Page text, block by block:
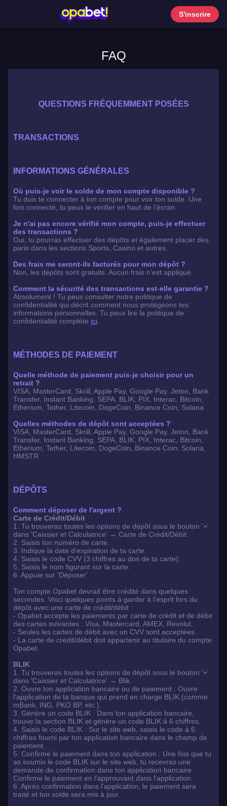
S'inscrire
FAQ
QUESTIONS FRÉQUEMMENT POSÉES
TRANSACTIONS
INFORMATIONS GÉNÉRALES
Où puis-je voir le solde de mon compte disponible ?
Tu dois te connecter à ton compte pour voir ton solde. Une
fois connecté, tu peux le vérifier en haut de l'écran.
Je n'ai pas encore vérifié mon compte, puis-je effectuer
des transactions ?
Oui, tu pourras effectuer des dépôts et également placer des
paris dans les sections Sports, Casino et autres.
Des frais me seront-ils facturés pour mon dépôt ?
Non, les dépôts sont gratuits. Aucun frais n'est appliqué.
Comment la sécurité des transactions est-elle garantie ?
Absolument ! Tu peux consulter notre politique de
confidentialité qui décrit comment nous protégeons tes
informations personnelles. Tu peux lire la politique de
confidentialité complète ici
MÉTHODES DE PAIEMENT
Quelle méthode de paiement puis-je choisir pour un
retrait ?
VISA, MasterCard, Skrill, Apple Pay, Google Pay, Jeton, Bank
Transfer, Instant Banking, SEPA, BLIK, PIX, Interac, Bitcoin,
Etherium, Tether, Litecoin, DogeCoin, Binance Coin, Solana
Quelles méthodes de dépôt sont acceptées ?
VISA, MasterCard, Skrill, Apple Pay, Google Pay, Jeton, Bank
Transfer, Instant Banking, SEPA, BLIK, PIX, Interac, Bitcoin,
Etherium, Tether, Litecoin, DogeCoin, Binance Coin, Solana,
HMSTR
DÉPÔTS
Comment déposer de l'argent ?
Carte de Crédit/Débit
1. Tu trouveras toutes les options de dépôt sous le bouton '+'
dans 'Caissier et Calculatrice' → Carte de Crédit/Débit.
2. Saisis ton numéro de carte.
3. Indique la date d'expiration de ta carte.
4. Saisis le code CVV (3 chiffres au dos de ta carte).
5. Saisis le nom figurant sur la carte.
6. Appuie sur 'Déposer'.
Ton compte Opabet devrait être crédité dans quelques
secondes. Voici quelques points à garder à l'esprit lors du
dépôt avec une carte de crédit/débit :
- Opabet accepte les paiements par carte de crédit et de débit
des cartes suivantes : Visa, Mastercard, AMEX, Revolut.
- Seules les cartes de débit avec un CVV sont acceptées.
- La carte de crédit/débit doit appartenir au titulaire du compte
Opabet.
BLIK
1. Tu trouveras toutes les options de dépôt sous le bouton '+'
dans 'Caissier et Calculatrice' → Blik.
2. Ouvre ton application bancaire ou de paiement : Ouvre
l'application de ta banque qui prend en charge BLIK (comme
mBank, ING, PKO BP, etc.).
3. Génère un code BLIK : Dans ton application bancaire,
trouve la section BLIK et génère un code BLIK à 6 chiffres.
4. Saisis le code BLIK : Sur le site web, saisis le code à 6
chiffres fourni par ton application bancaire dans le champ de
paiement.
5. Confirme le paiement dans ton application : Une fois que tu
as soumis le code BLIK sur le site web, tu recevras une
demande de confirmation dans ton application bancaire.
Confirme le paiement en l'approuvant dans l'application.
6. Après confirmation dans l'application, le paiement sera
traité et ton solde sera mis à jour.